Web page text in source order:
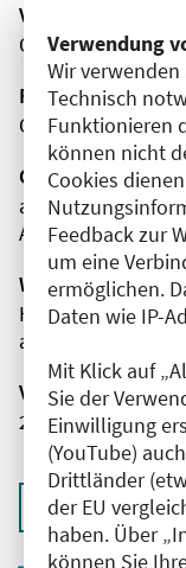
Verwendung
Wir
Technisch
Funktionieren
können nicht
Cookies
Feedback zur
um eine
ermöglichen.
Daten wie IP-
Mit Klick auf
Sie der
Einwilligung
(YouTube)
Drittländer
der EU
haben. Über
können Sie
Veranstaltungsort
Online
Online
Organisator(en)
arznei-telegramm
A.T.I.
Herr René
arznei-telegramm
Zurück zur